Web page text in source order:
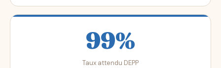
99%
Taux attendu DEPP